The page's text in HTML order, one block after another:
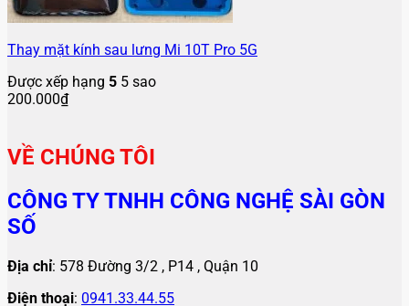
Thay mặt kính sau lưng Mi 10T Pro 5G
Được xếp hạng 5 5 sao
200.000₫
VỀ CHÚNG TÔI
CÔNG TY TNHH CÔNG NGHỆ SÀI GÒN
SỐ
Địa chỉ: 578 Đường 3/2 , P14 , Quận 10
Điện thoại: 0941.33.44.55